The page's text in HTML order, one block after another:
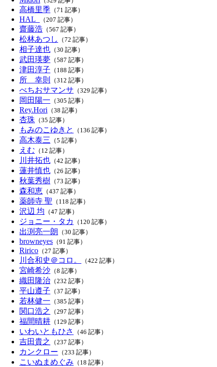
高橋里季 （71 記事）
HAL_ （207 記事）
齋藤浩 （567 記事）
松林あつし （72 記事）
相子達也 （30 記事）
武田瑛夢 （587 記事）
津田淳子 （188 記事）
所 幸則 （312 記事）
べちおサマンサ （329 記事）
岡田陽一 （305 記事）
Rey.Hori （38 記事）
杏珠 （35 記事）
もみのこゆきと （136 記事）
高木泰三 （5 記事）
えむ （12 記事）
川井拓也 （42 記事）
蓮井慎也 （26 記事）
秋葉秀樹 （73 記事）
森和恵 （437 記事）
薬師寺 聖 （118 記事）
沢辺 均 （47 記事）
ジョニー・タカ （120 記事）
出渕亮一朗 （30 記事）
browneyes （91 記事）
Ririco （27 記事）
川合和史＠コロ。 （422 記事）
宮崎希沙 （8 記事）
織田隆治 （232 記事）
平山遵子 （37 記事）
若林健一 （385 記事）
関口浩之 （297 記事）
福間晴耕 （129 記事）
いわいともひさ （46 記事）
吉田貴之 （237 記事）
カンクロー （233 記事）
こいぬまめぐみ （18 記事）